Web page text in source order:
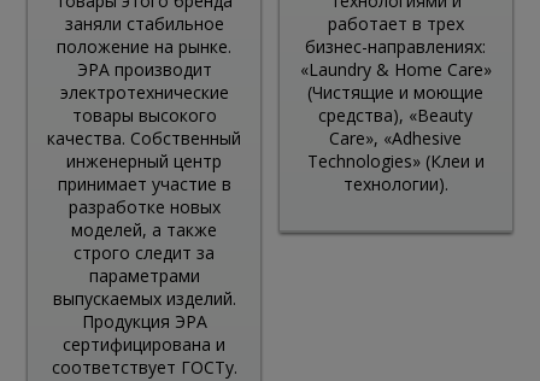
заняли стабильное
положение на рынке.
ЭРА производит
электротехнические
товары высокого
качества. Собственный
инженерный центр
принимает участие в
разработке новых
моделей, а также
строго следит за
параметрами
выпускаемых изделий.
Продукция ЭРА
сертифицирована и
соответствует ГОСТу.
работает в трех
бизнес-направлениях:
«Laundry & Home Care»
(Чистящие и моющие
средства), «Beauty
Care», «Adhesive
Technologies» (Клеи и
технологии).